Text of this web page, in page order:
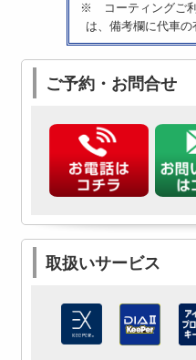
※ コーティングご
は、備考欄に代車の
ご予約・お問合せ
取扱いサービス